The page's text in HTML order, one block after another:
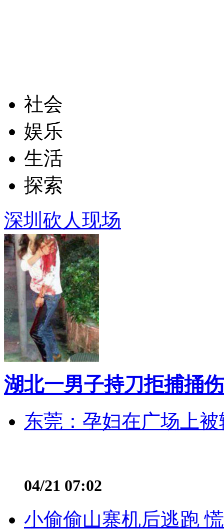
社会
娱乐
生活
探索
深圳砍人现场
湖北一男子持刀拒捕捅
东莞：孕妇在广场上
04/21 07:02
小偷偷山寨机后逃跑